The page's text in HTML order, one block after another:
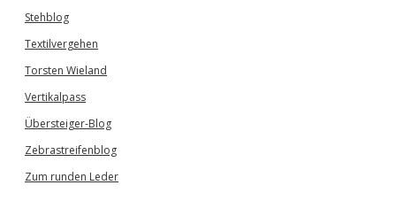
Stehblog
Textilvergehen
Torsten Wieland
Vertikalpass
Übersteiger-Blog
Zebrastreifenblog
Zum runden Leder